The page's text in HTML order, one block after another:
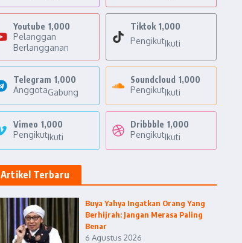
Youtube 1,000
Pelanggan
Berlangganan
Tiktok 1,000
PengikutIkuti
Telegram 1,000
AnggotaGabung
Soundcloud 1,000
PengikutIkuti
Vimeo 1,000
PengikutIkuti
Dribbble 1,000
PengikutIkuti
Artikel Terbaru
Buya Yahya Ingatkan Orang Yang
Berhijrah: Jangan Merasa Paling
Benar
6 Agustus 2026